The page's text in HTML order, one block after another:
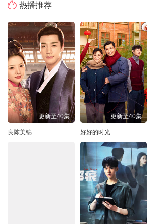
热播推荐
更新至40集
良陈美锦
更新至40集
好好的时光